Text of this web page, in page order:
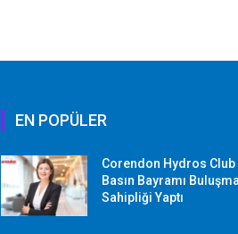
EN POPÜLER
Corendon Hydros Club
Basın Bayramı
Sahipliği Yaptı